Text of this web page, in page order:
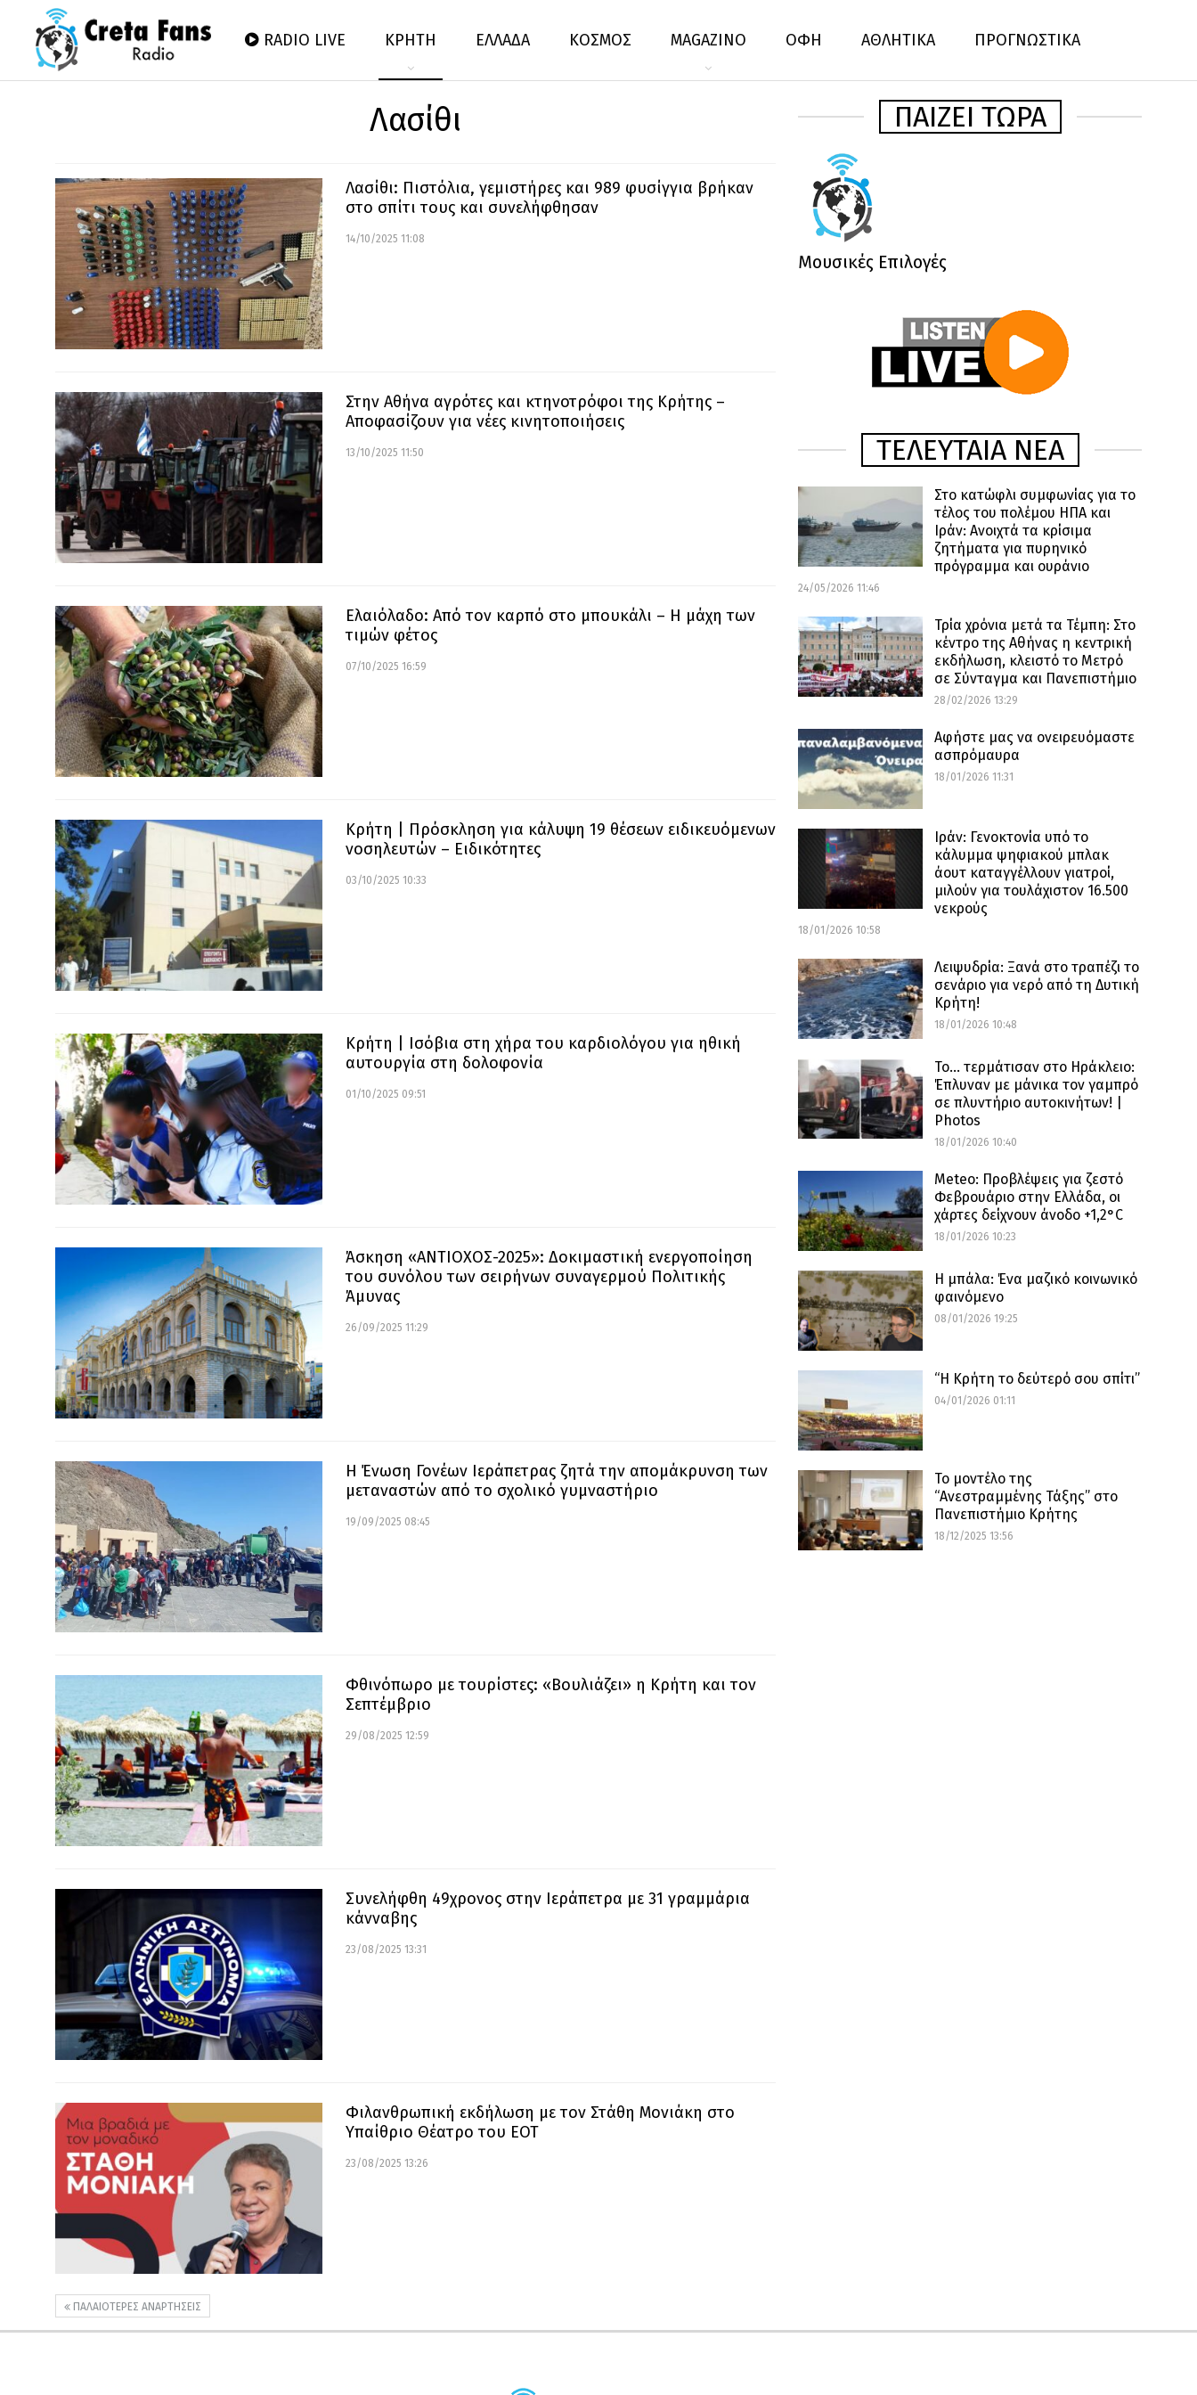
RADIO LIVE ΚΡΗΤΗ ΕΛΛΑΔΑ ΚΟΣΜΟΣ MAGAZINO ΟΦΗ ΑΘΛΗΤΙΚΑ ΠΡΟΓΝΩΣΤΙΚΑ
Λασίθι
Λασίθι: Πιστόλια, γεμιστήρες και 989 φυσίγγια βρήκαν
στο σπίτι τους και συνελήφθησαν
14/10/2025 11:08
Στην Αθήνα αγρότες και κτηνοτρόφοι της Κρήτης –
Αποφασίζουν για νέες κινητοποιήσεις
13/10/2025 11:50
Ελαιόλαδο: Από τον καρπό στο μπουκάλι – Η μάχη των
τιμών φέτος
07/10/2025 16:59
Κρήτη | Πρόσκληση για κάλυψη 19 θέσεων ειδικευόμενων
νοσηλευτών – Ειδικότητες
03/10/2025 10:33
Κρήτη | Ισόβια στη χήρα του καρδιολόγου για ηθική
αυτουργία στη δολοφονία
01/10/2025 09:51
Άσκηση «ΑΝΤΙΟΧΟΣ-2025»: Δοκιμαστική ενεργοποίηση
του συνόλου των σειρήνων συναγερμού Πολιτικής
Άμυνας
26/09/2025 11:29
Η Ένωση Γονέων Ιεράπετρας ζητά την απομάκρυνση των
μεταναστών από το σχολικό γυμναστήριο
19/09/2025 08:45
Φθινόπωρο με τουρίστες: «Βουλιάζει» η Κρήτη και τον
Σεπτέμβριο
29/08/2025 12:59
Συνελήφθη 49χρονος στην Ιεράπετρα με 31 γραμμάρια
κάνναβης
23/08/2025 13:31
Φιλανθρωπική εκδήλωση με τον Στάθη Μονιάκη στο
Υπαίθριο Θέατρο του ΕΟΤ
23/08/2025 13:26
ΠΑΛΑΙΌΤΕΡΕΣ ΑΝΑΡΤΉΣΕΙΣ
ΠΑΙΖΕΙ ΤΩΡΑ
Μουσικές Επιλογές
ΤΕΛΕΥΤΑΙΑ ΝΕΑ
Στο κατώφλι συμφωνίας για το
τέλος του πολέμου ΗΠΑ και
Ιράν: Ανοιχτά τα κρίσιμα
ζητήματα για πυρηνικό
πρόγραμμα και ουράνιο
24/05/2026 11:46
Τρία χρόνια μετά τα Τέμπη: Στο
κέντρο της Αθήνας η κεντρική
εκδήλωση, κλειστό το Μετρό
σε Σύνταγμα και Πανεπιστήμιο
28/02/2026 13:29
Αφήστε μας να ονειρευόμαστε
ασπρόμαυρα
18/01/2026 11:31
Ιράν: Γενοκτονία υπό το
κάλυμμα ψηφιακού μπλακ
άουτ καταγγέλλουν γιατροί,
μιλούν για τουλάχιστον 16.500
νεκρούς
18/01/2026 10:58
Λειψυδρία: Ξανά στο τραπέζι το
σενάριο για νερό από τη Δυτική
Κρήτη!
18/01/2026 10:48
Το… τερμάτισαν στο Ηράκλειο:
Έπλυναν με μάνικα τον γαμπρό
σε πλυντήριο αυτοκινήτων! |
Photos
18/01/2026 10:40
Meteo: Προβλέψεις για ζεστό
Φεβρουάριο στην Ελλάδα, οι
χάρτες δείχνουν άνοδο +1,2°C
18/01/2026 10:23
Η μπάλα: Ένα μαζικό κοινωνικό
φαινόμενο
08/01/2026 19:25
“Η Κρήτη το δεύτερό σου σπίτι”
04/01/2026 01:11
Το μοντέλο της
“Ανεστραμμένης Τάξης” στο
Πανεπιστήμιο Κρήτης
18/12/2025 13:56